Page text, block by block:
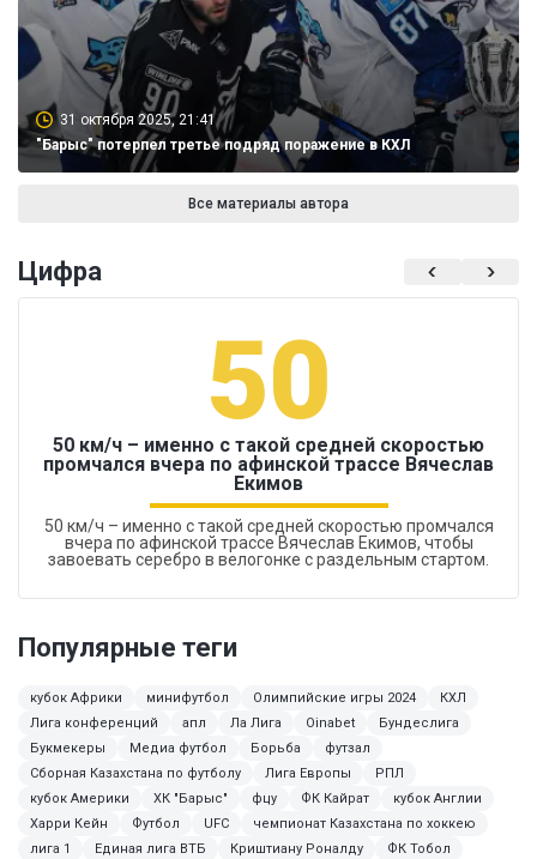
31 октября 2025, 21:41
"Барыс" потерпел третье подряд поражение в КХЛ
Все материалы автора
Цифра
50
50 км/ч – именно с такой средней скоростью
промчался вчера по афинской трассе Вячеслав
Екимов
50 км/ч – именно с такой средней скоростью промчался
вчера по афинской трассе Вячеслав Екимов, чтобы
завоевать серебро в велогонке с раздельным стартом.
Популярные теги
кубок Африки минифутбол Олимпийские игры 2024
КХЛ
Лига конференций
апл Ла Лига Oinabet
Бундеслига
Букмекеры
Медиа футбол Борьба
футзал
Сборная Казахстана по футболу
Лига Европы
РПЛ
кубок Америки
ХК "Барыс" фцу ФК Кайрат
кубок Англии
Харри Кейн
Футбол UFC
чемпионат Казахстана по хоккею
лига 1
Единая лига ВТБ Криштиану Роналду
ФК Тобол